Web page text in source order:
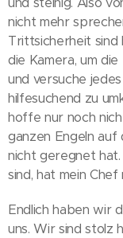
nicht mehr
Trittsicherheit
die Kamera, um
und versuche
hilfesuchend zu
hoffe nur noch
ganzen Engeln auf
nicht geregnet
sind, hat mein
Endlich haben wir
uns. Wir sind stolz